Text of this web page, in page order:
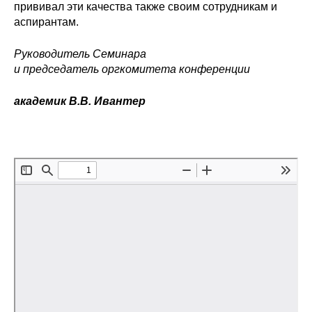
прививал эти качества также своим сотрудникам и
аспирантам.
Руководитель Семинара
и председатель оргкомитета конференции
академик В.В. Ивантер